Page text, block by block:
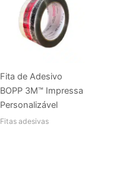
Fita de Adesivo
BOPP 3M™ Impressa
Personalizável
Fitas adesivas